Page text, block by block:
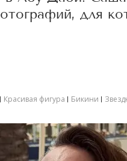
для
Красивая фигура Бикини